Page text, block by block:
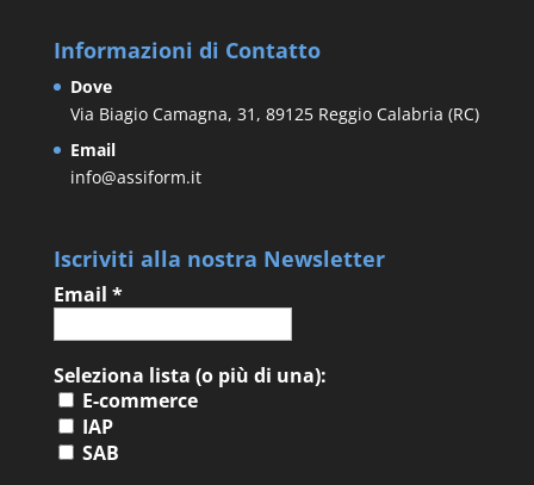
Informazioni di Contatto
Dove
Via Biagio Camagna, 31, 89125 Reggio Calabria (RC)
Email
info@assiform.it
Iscriviti alla nostra Newsletter
Email *
Seleziona lista (o più di una):
E-commerce
IAP
SAB